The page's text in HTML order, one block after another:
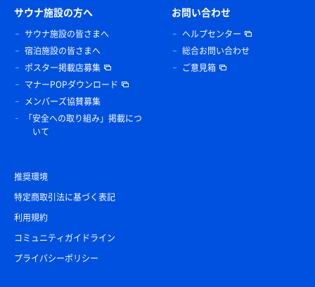
サウナ施設の方へ
サウナ施設の皆さまへ
宿泊施設の皆さまへ
ポスター掲載店募集
マナーPOPダウンロード
メンバーズ協賛募集
「安全への取り組み」掲載につ
いて
お問い合わせ
ヘルプセンター
総合お問い合わせ
ご意見箱
推奨環境
特定商取引法に基づく表記
利用規約
コミュニティガイドライン
プライバシーポリシー